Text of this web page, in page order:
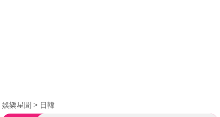
娛樂星聞 日韓